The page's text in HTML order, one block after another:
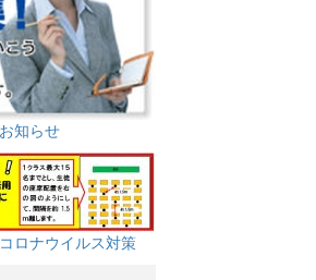
知らせ
ロナウイルス対策